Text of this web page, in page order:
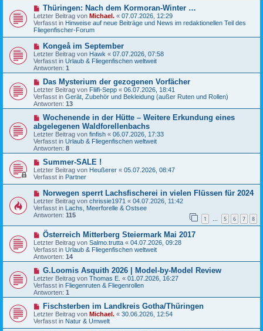
t
r
a
g
N
e
u
e
B
e
i
t
r
g
Thüringen: Nach dem Kormoran-Winter …
Letzter Beitrag von Michael. « 07.07.2026, 12:29
Verfasst in Hinweise auf neue Beiträge und News im redaktionellen Teil des
Fliegenfischer-Forum
N
e
u
e
r
B
e
i
t
r
a
Kongeå im September
Letzter Beitrag von Hawk « 07.07.2026, 07:58
Verfasst in Urlaub & Fliegenfischen weltweit
Antworten: 1
N
e
u
e
r
B
i
t
r
a
g
Das Mysterium der gezogenen Vorfächer
Letzter Beitrag von Fliifi-Sepp « 06.07.2026, 18:41
Verfasst in Gerät, Zubehör und Bekleidung (außer Ruten und Rollen)
Antworten: 13
N
u
e
r
B
e
t
r
a
Wochenende in der Hütte – Weitere Erkundung eines
abgelegenen Waldforellenbachs
Letzter Beitrag von finfish « 06.07.2026, 17:33
Verfasst in Urlaub & Fliegenfischen weltweit
Antworten: 8
N
e
u
B
e
i
t
a
g
Summer-SALE !
Letzter Beitrag von Heußerer « 05.07.2026, 08:47
Verfasst in Partner
N
e
u
e
B
e
i
t
r
a
g
Norwegen sperrt Lachsfischerei in vielen Flüssen für 2024
Letzter Beitrag von chrissie1971 « 04.07.2026, 11:42
Verfasst in
Lachs, Meerforelle & Ostsee
Antworten: 115 1 … 5 6 7 8
N
e
u
e
r
B
e
i
t
r
a
g
Österreich Mitterberg Steiermark Mai 2017
Letzter Beitrag von Salmo.trutta « 04.07.2026, 09:28
Verfasst in Urlaub & Fliegenfischen weltweit
Antworten: 14
N
e
u
e
r
B
e
i
t
G.Loomis Asquith 2026 | Model-by-Model Review
Letzter Beitrag von Thomas E. « 01.07.2026, 16:27
Verfasst in Fliegenruten & Fliegenrollen
Antworten: 1
N
e
u
e
Fischsterben im Landkreis Gotha/Thüringen
Letzter Beitrag von Michael. « 30.06.2026, 12:54
Verfasst in Natur & Umwelt